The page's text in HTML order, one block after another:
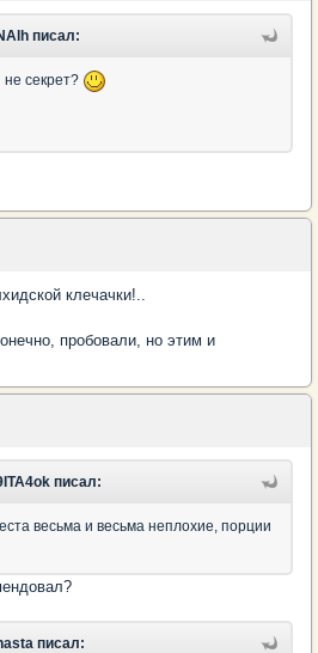
писал:
не секрет?
клечачки!..
пробовали, но этим и
писал:
весьма и весьма неплохие, порции
писал: